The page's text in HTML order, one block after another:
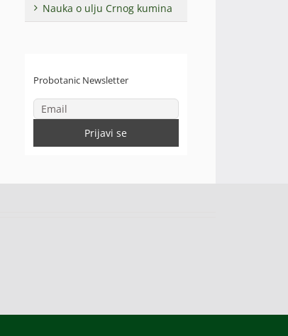
Nauka o ulju Crnog kumina
Probotanic Newsletter